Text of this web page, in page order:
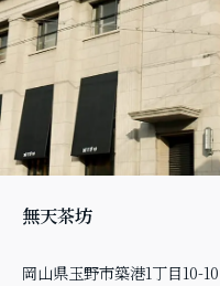
無天茶坊
岡山県玉野市築港1丁目10-10